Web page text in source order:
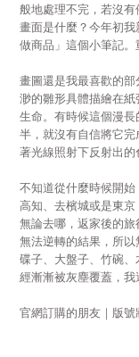
般地處理不完，若沒
畫面是什麼？今年初
做商品」這個小筆記。
畫圖還是我最喜歡的
渺的雛形具體描繪在
生命。有時候這個漫
半，就沒有自信將它
著光線照射下反射出的
不知道從什麼時候開
高知、去檳城或是東
無論去哪，返家後的
無法逆轉的結果，所
碟子、大盤子、竹碗
經漸漸被灰塵覆蓋，我
官網訂購的朋友｜版